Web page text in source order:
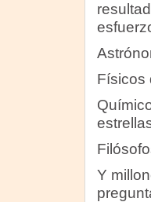
Físicos
Y